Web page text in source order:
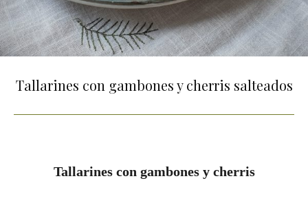
Tallarines con gambones y cherris salteados
Tallarines con gambones y cherris